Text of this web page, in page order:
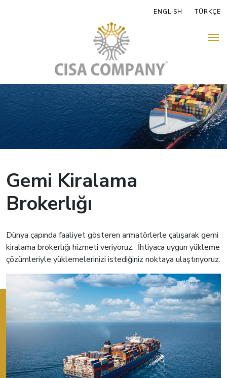
ENGLISH TÜRKÇE
Gemi Kiralama
Brokerlığı
Dünya çapında faaliyet gösteren armatörlerle çalışarak gemi
kiralama brokerlığı hizmeti veriyoruz. İhtiyaca uygun yükleme
çözümleriyle yüklemelerinizi istediğiniz noktaya ulaştırıyoruz.